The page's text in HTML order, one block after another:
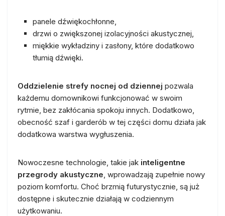
panele dźwiękochłonne,
drzwi o zwiększonej izolacyjności akustycznej,
miękkie wykładziny i zasłony, które dodatkowo
tłumią dźwięki.
Oddzielenie strefy nocnej od dziennej pozwala
każdemu domownikowi funkcjonować w swoim
rytmie, bez zakłócania spokoju innych. Dodatkowo,
obecność szaf i garderób w tej części domu działa jak
dodatkowa warstwa wygłuszenia.
Nowoczesne technologie, takie jak inteligentne
przegrody akustyczne, wprowadzają zupełnie nowy
poziom komfortu. Choć brzmią futurystycznie, są już
dostępne i skutecznie działają w codziennym
użytkowaniu.